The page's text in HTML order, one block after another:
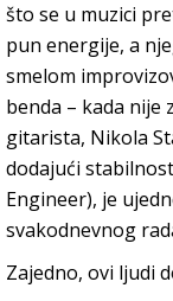
što se u muzici
pun energije, a
smelom
benda – kada
gitarista, Nikola
dodajući
Engineer), je
svakodnevnog
Zajedno, ovi ljudi